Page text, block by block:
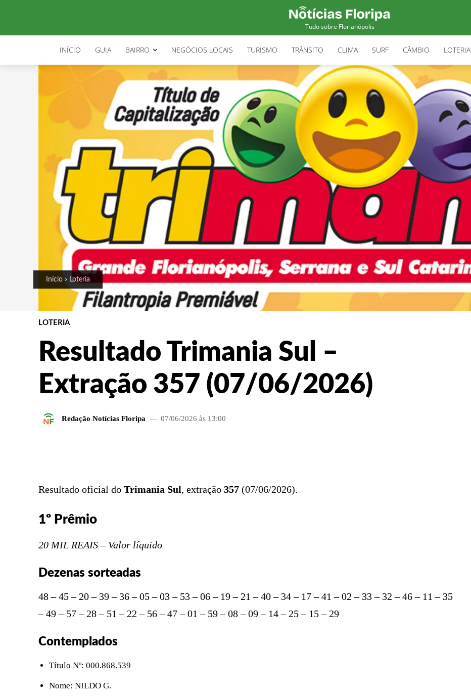
Tudo sobre Florianópolis
INÍCIO GUIA BAIRRO NEGÓCIOS LOCAIS TURISMO TRÂNSITO CLIMA SURF CÂMBIO LOTERIA
Início Loteria
LOTERIA
Resultado Trimania Sul –
Extração 357 (07/06/2026)
Redação Notícias Floripa 07/06/2026 às 13:00
Resultado oficial do Trimania Sul, extração 357 (07/06/2026).
1º Prêmio
20 MIL REAIS – Valor líquido
Dezenas sorteadas
48 – 45 – 20 – 39 – 36 – 05 – 03 – 53 – 06 – 19 – 21 – 40 – 34 – 17 – 41 – 02 – 33 – 32 – 46 – 11 – 35
– 49 – 57 – 28 – 51 – 22 – 56 – 47 – 01 – 59 – 08 – 09 – 14 – 25 – 15 – 29
Contemplados
Título Nº: 000.868.539
Nome: NILDO G.